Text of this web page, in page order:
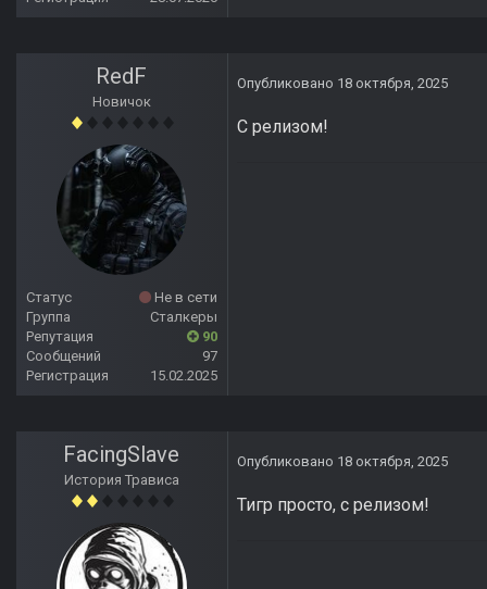
RedF
Новичок
Статус
Не в сети
Группа
Сталкеры
Репутация
90
Сообщений
97
Регистрация
15.02.2025
Опубликовано 18 октября, 2025
С релизом!
FacingSlave
История Трависа
Опубликовано 18 октября, 2025
Тигр просто, с релизом!